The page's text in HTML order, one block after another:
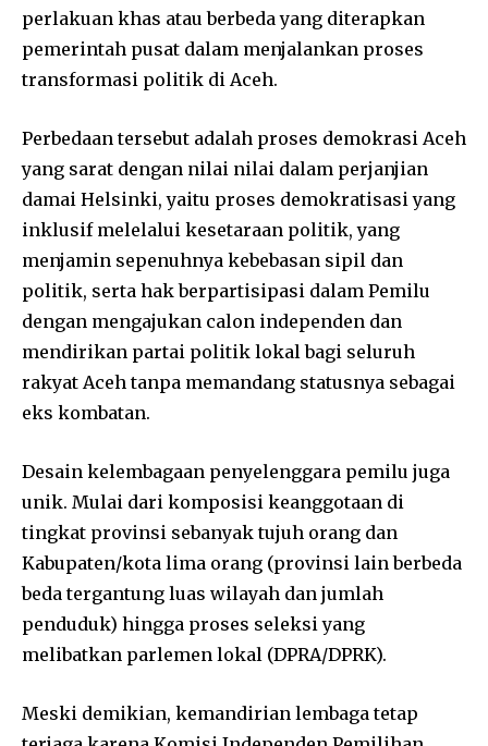
perlakuan khas atau berbeda yang diterapkan
pemerintah pusat dalam menjalankan proses
transformasi politik di Aceh.
Perbedaan tersebut adalah proses demokrasi Aceh
yang sarat dengan nilai nilai dalam perjanjian
damai Helsinki, yaitu proses demokratisasi yang
inklusif melelalui kesetaraan politik, yang
menjamin sepenuhnya kebebasan sipil dan
politik, serta hak berpartisipasi dalam Pemilu
dengan mengajukan calon independen dan
mendirikan partai politik lokal bagi seluruh
rakyat Aceh tanpa memandang statusnya sebagai
eks kombatan.
Desain kelembagaan penyelenggara pemilu juga
unik. Mulai dari komposisi keanggotaan di
tingkat provinsi sebanyak tujuh orang dan
Kabupaten/kota lima orang (provinsi lain berbeda
beda tergantung luas wilayah dan jumlah
penduduk) hingga proses seleksi yang
melibatkan parlemen lokal (DPRA/DPRK).
Meski demikian, kemandirian lembaga tetap